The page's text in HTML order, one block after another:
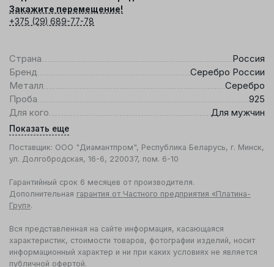
Закажите перемещение!
+375 (29) 689-77-78
Страна
Россия
Бренд
Серебро России
Металл
Серебро
Проба
925
Для кого
Для мужчин
Показать еще
Поставщик: ООО "Диамантпром", Республика Беларусь, г. Минск,
ул. Долгобродская, 16-6, 220037, пом. 6-10
Гарантийный срок 6 месяцев от производителя.
Дополнительная гарантия от Частного предприятия «Платина-
Груп».
Вся представленная на сайте информация, касающаяся
характеристик, стоимости товаров, фотографии изделий, носит
информационный характер и ни при каких условиях не является
публичной офертой.